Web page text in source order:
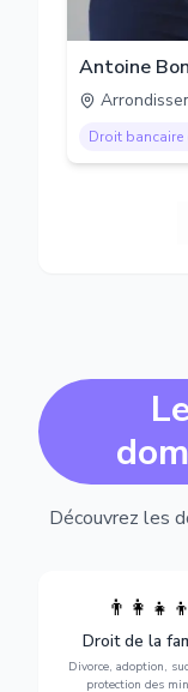
Antoine
Droit bancaire
Découvrez les
👨‍👩‍👧‍👦
Droit de la
Divorce, adoption,
protection des
Divorce, garde
adoption,
protection des